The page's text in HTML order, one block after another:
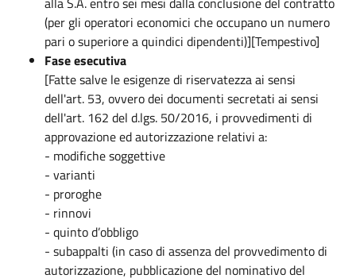
(per gli operatori economici che occupano un numero
pari o superiore a quindici dipendenti)][Tempestivo]
Fase esecutiva
[Fatte salve le esigenze di riservatezza ai sensi
dell'art. 53, ovvero dei documenti secretati ai sensi
dell'art. 162 del d.lgs. 50/2016, i provvedimenti di
approvazione ed autorizzazione relativi a:
- modifiche soggettive
- varianti
- proroghe
- rinnovi
- quinto d’obbligo
- subappalti (in caso di assenza del provvedimento di
autorizzazione, pubblicazione del nominativo del